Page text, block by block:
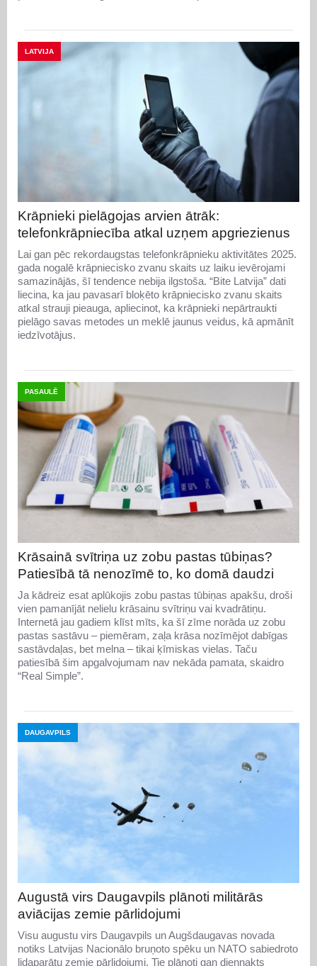
LATVIJA
Krāpnieki pielāgojas arvien ātrāk:
telefonkrāpniecība atkal uzņem apgriezienus
Lai gan pēc rekordaugstas telefonkrāpnieku aktivitātes 2025.
gada nogalē krāpniecisko zvanu skaits uz laiku ievērojami
samazinājās, šī tendence nebija ilgstoša. “Bite Latvija” dati
liecina, ka jau pavasarī bloķēto krāpniecisko zvanu skaits
atkal strauji pieauga, apliecinot, ka krāpnieki nepārtraukti
pielāgo savas metodes un meklē jaunus veidus, kā apmānīt
iedzīvotājus.
PASAULĒ
Krāsainā svītriņa uz zobu pastas tūbiņas?
Patiesībā tā nenozīmē to, ko domā daudzi
Ja kādreiz esat aplūkojis zobu pastas tūbiņas apakšu, droši
vien pamanījāt nelielu krāsainu svītriņu vai kvadrātiņu.
Internetā jau gadiem klīst mīts, ka šī zīme norāda uz zobu
pastas sastāvu – piemēram, zaļa krāsa nozīmējot dabīgas
sastāvdaļas, bet melna – tikai ķīmiskas vielas. Taču
patiesībā šim apgalvojumam nav nekāda pamata, skaidro
“Real Simple”.
DAUGAVPILS
Augustā virs Daugavpils plānoti militārās
aviācijas zemie pārlidojumi
Visu augustu virs Daugavpils un Augšdaugavas novada
notiks Latvijas Nacionālo bruņoto spēku un NATO sabiedroto
lidaparātu zemie pārlidojumi. Tie plānoti gan diennakts